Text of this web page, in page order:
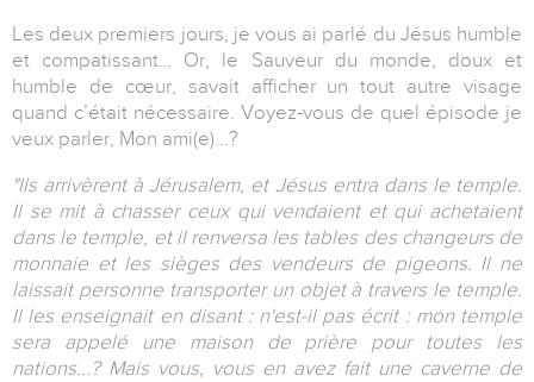
Les deux premiers jours, je vous ai parlé du Jésus humble
et compatissant… Or, le Sauveur du monde, doux et
humble de cœur, savait afficher un tout autre visage
quand c’était nécessaire. Voyez-vous de quel épisode je
veux parler, Mon ami(e)...?
"Ils arrivèrent à Jérusalem, et Jésus entra dans le temple.
Il se mit à chasser ceux qui vendaient et qui achetaient
dans le temple, et il renversa les tables des changeurs de
monnaie et les sièges des vendeurs de pigeons. Il ne
laissait personne transporter un objet à travers le temple.
Il les enseignait en disant : n'est-il pas écrit : mon temple
sera appelé une maison de prière pour toutes les
nations...? Mais vous, vous en avez fait une caverne de